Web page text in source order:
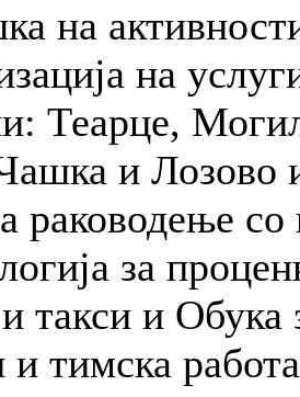
на
на
Теарце,
и Лозово
раководење
за
такси и Обука
и тимска